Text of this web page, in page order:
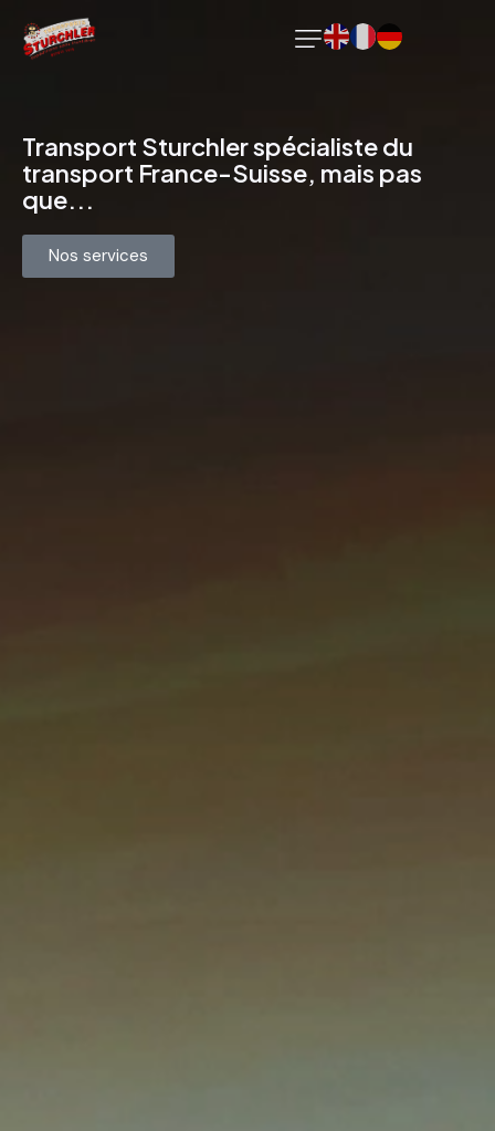
Transport Sturchlerspécialistedu
transport France-Suisse, mais pas
que...
Nos services